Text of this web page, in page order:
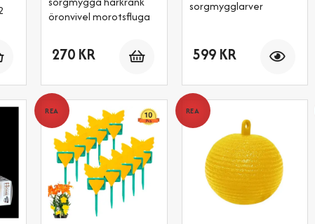
öronvivel morotsfluga
270 KR
sorgmygglarver
599 KR
REA REA